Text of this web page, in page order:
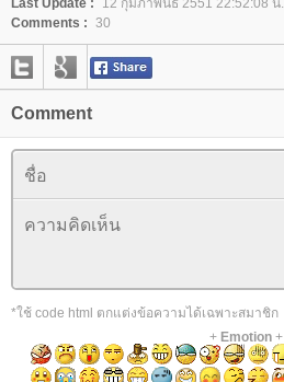
Last Update :
12 กุมภาพันธ์ 2551 22:52:08 น.
Comments : 30
Comment
*ใช้ code html ตกแต่งข้อความได้เฉพาะสมาชิก
+ Emotion+